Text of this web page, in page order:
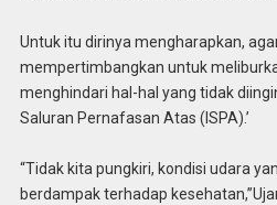
Untuk itu dirinya mengharapkan,
mempertimbangkan untuk
menghindari hal-hal yang tidak
Saluran Pernafasan Atas (ISPA).’
“Tidak kita pungkiri, kondisi udara
berdampak terhadap